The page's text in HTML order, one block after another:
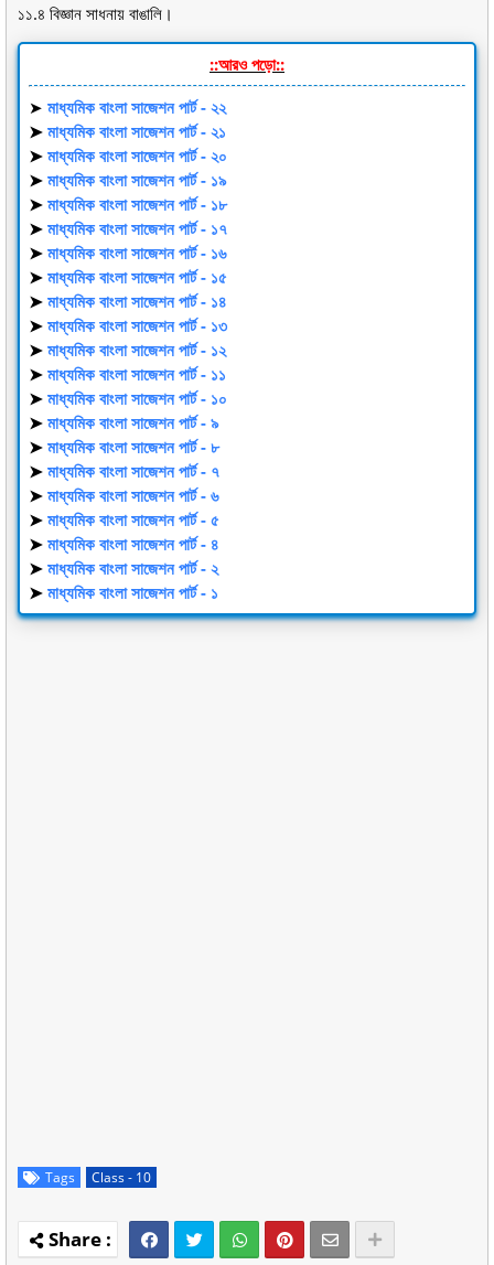
১১.৪ বিজ্ঞান সাধনায় বাঙালি।
::আরও পড়ো::
➤ মাধ্যমিক বাংলা সাজেশন পার্ট - ২২
➤ মাধ্যমিক বাংলা সাজেশন পার্ট - ২১
➤ মাধ্যমিক বাংলা সাজেশন পার্ট - ২০
➤ মাধ্যমিক বাংলা সাজেশন পার্ট - ১৯
➤ মাধ্যমিক বাংলা সাজেশন পার্ট - ১৮
➤ মাধ্যমিক বাংলা সাজেশন পার্ট - ১৭
➤ মাধ্যমিক বাংলা সাজেশন পার্ট - ১৬
➤ মাধ্যমিক বাংলা সাজেশন পার্ট - ১৫
➤ মাধ্যমিক বাংলা সাজেশন পার্ট - ১৪
➤ মাধ্যমিক বাংলা সাজেশন পার্ট - ১৩
➤ মাধ্যমিক বাংলা সাজেশন পার্ট - ১২
➤ মাধ্যমিক বাংলা সাজেশন পার্ট - ১১
➤ মাধ্যমিক বাংলা সাজেশন পার্ট - ১০
➤ মাধ্যমিক বাংলা সাজেশন পার্ট - ৯
➤ মাধ্যমিক বাংলা সাজেশন পার্ট - ৮
➤ মাধ্যমিক বাংলা সাজেশন পার্ট - ৭
➤ মাধ্যমিক বাংলা সাজেশন পার্ট - ৬
➤ মাধ্যমিক বাংলা সাজেশন পার্ট - ৫
➤ মাধ্যমিক বাংলা সাজেশন পার্ট - ৪
➤ মাধ্যমিক বাংলা সাজেশন পার্ট - ২
➤ মাধ্যমিক বাংলা সাজেশন পার্ট - ১
Tags Class - 10